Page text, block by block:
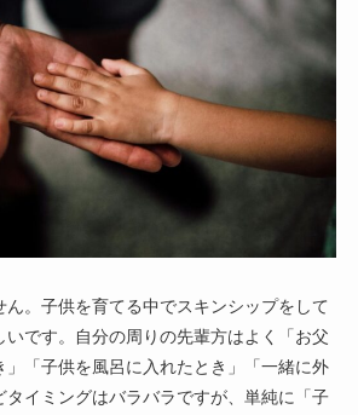
。子供を育てる中でスキンシップをして
です。自分の周りの先輩方はよく「お父
」「子供を風呂に入れたとき」「一緒に外
タイミングはバラバラですが、単純に「子